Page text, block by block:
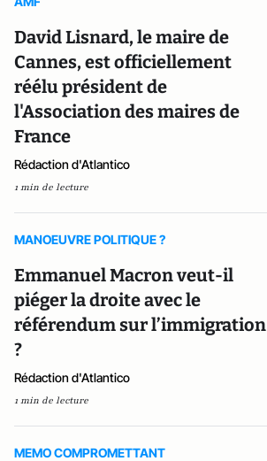
David Lisnard, le maire de
Cannes, est officiellement
réélu président de
l'Association des maires de
France
Rédaction d'Atlantico
1 min de lecture
MANOEUVRE POLITIQUE ?
Emmanuel Macron veut-il
piéger la droite avec le
référendum sur l’immigration
?
Rédaction d'Atlantico
1 min de lecture
MEMO COMPROMETTANT